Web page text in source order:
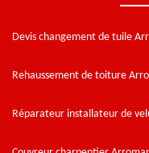
Devis changement de tuile
Rehaussement de toiture
Réparateur installateur de